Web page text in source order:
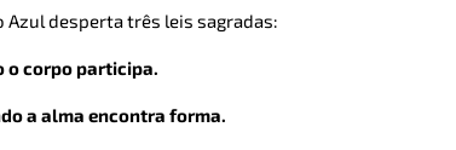
Azul desperta três leis sagradas:
o corpo participa.
a alma encontra forma.